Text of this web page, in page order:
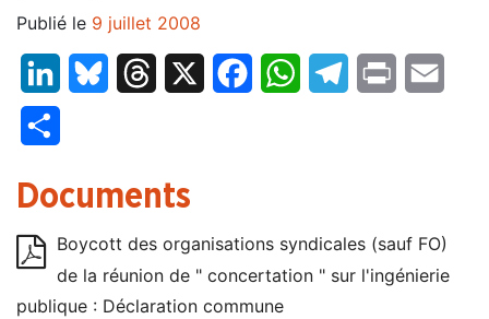
Publié le 9 juillet 2008
LinkedInBluesky Threads FacebookWhatsAppTelegram
Print
Documents
Boycott des organisations syndicales (sauf FO)
de la réunion de " concertation " sur l'ingénierie
publique : Déclaration commune